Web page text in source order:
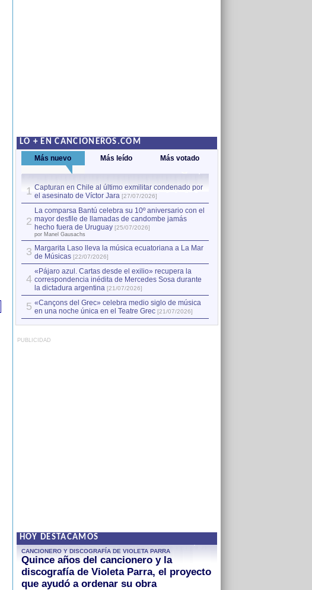
LO + EN CANCIONEROS.COM
Más nuevo Más leído Más votado
1 Capturan en Chile al último exmilitar condenado por
el asesinato de Víctor Jara [27/07/2026]
2
La comparsa Bantú celebra su 10º aniversario con el
mayor desfile de llamadas de candombe jamás
hecho fuera de Uruguay [25/07/2026]
por Manel Gausachs
3 Margarita Laso lleva la música ecuatoriana a La Mar
de Músicas [22/07/2026]
4
«Pájaro azul. Cartas desde el exilio» recupera la
correspondencia inédita de Mercedes Sosa durante
la dictadura argentina [21/07/2026]
5 «Cançons del Grec» celebra medio siglo de música
en una noche única en el Teatre Grec [21/07/2026]
PUBLICIDAD
HOY DESTACAMOS
CANCIONERO Y DISCOGRAFÍA DE VIOLETA PARRA
Quince años del cancionero y la
discografía de Violeta Parra, el proyecto
que ayudó a ordenar su obra